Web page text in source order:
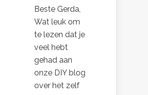
Beste Gerda,
Wat leuk om
te lezen dat je
veel hebt
gehad aan
onze DIY blog
over het zelf